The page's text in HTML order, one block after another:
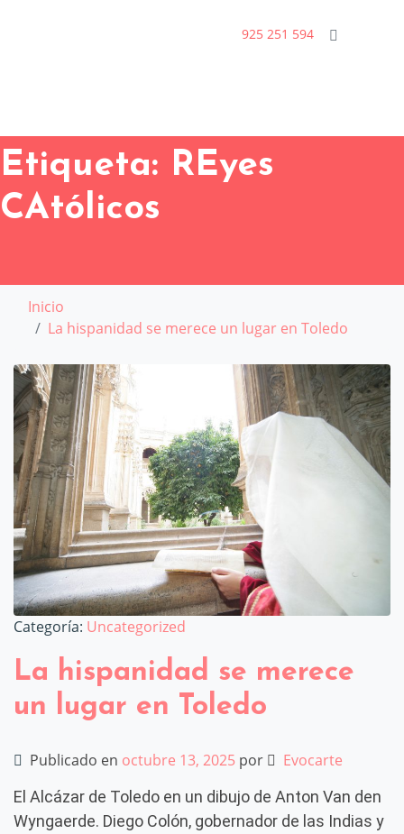
925 251 594
Etiqueta: REyes
CAtólicos
Inicio
La hispanidad se merece un lugar en Toledo
Categoría: Uncategorized
La hispanidad se merece
un lugar en Toledo
Publicado en octubre 13, 2025 por Evocarte
El Alcázar de Toledo en un dibujo de Anton Van den
Wyngaerde. Diego Colón, gobernador de las Indias y